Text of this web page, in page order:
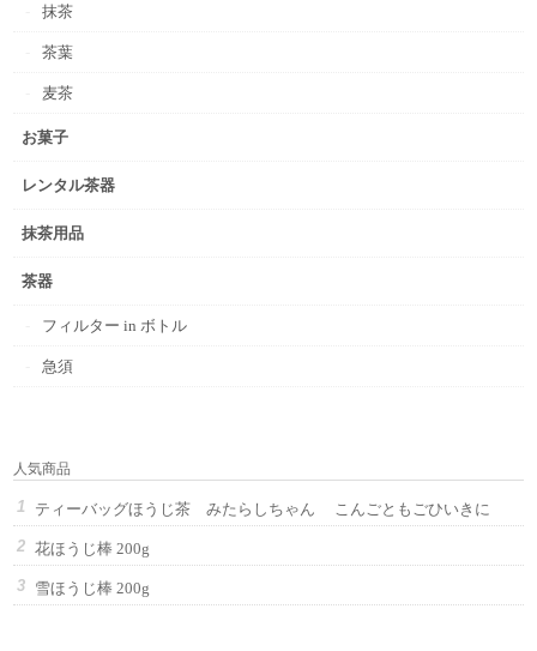
抹茶
茶葉
麦茶
お菓子
レンタル茶器
抹茶用品
茶器
フィルター in ボトル
急須
人気商品
ティーバッグほうじ茶 みたらしちゃん こんごともごひいきに
花ほうじ棒 200g
雪ほうじ棒 200g